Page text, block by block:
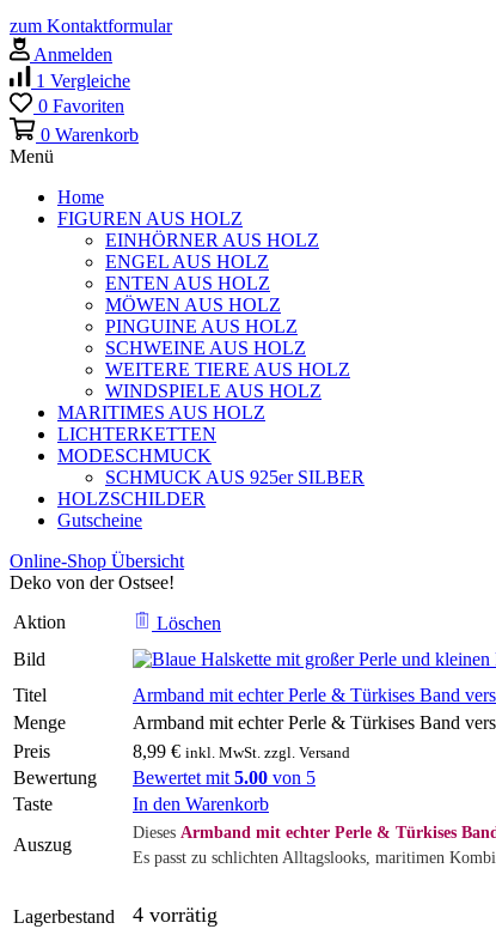
zum Kontaktformular
Anmelden
1 Vergleiche
0 Favoriten
0 Warenkorb
Menü
Home
FIGUREN AUS HOLZ
EINHÖRNER AUS HOLZ
ENGEL AUS HOLZ
ENTEN AUS HOLZ
MÖWEN AUS HOLZ
PINGUINE AUS HOLZ
SCHWEINE AUS HOLZ
WEITERE TIERE AUS HOLZ
WINDSPIELE AUS HOLZ
MARITIMES AUS HOLZ
LICHTERKETTEN
MODESCHMUCK
SCHMUCK AUS 925er SILBER
HOLZSCHILDER
Gutscheine
Online-Shop Übersicht
Deko von der Ostsee!
Aktion
Löschen
Bild
Titel
Armband mit echter Perle & Türkises Band
Menge
Armband mit echter Perle & Türkises Band
Preis
8,99 € inkl. MwSt. zzgl. Versand
Bewertung Bewertet mit 5.00 von 5
Taste
In den Warenkorb
Auszug
Dieses Armband mit echter Perle & Türkises
Es passt zu schlichten Alltagslooks, maritimen
Lagerbestand 4 vorrätig